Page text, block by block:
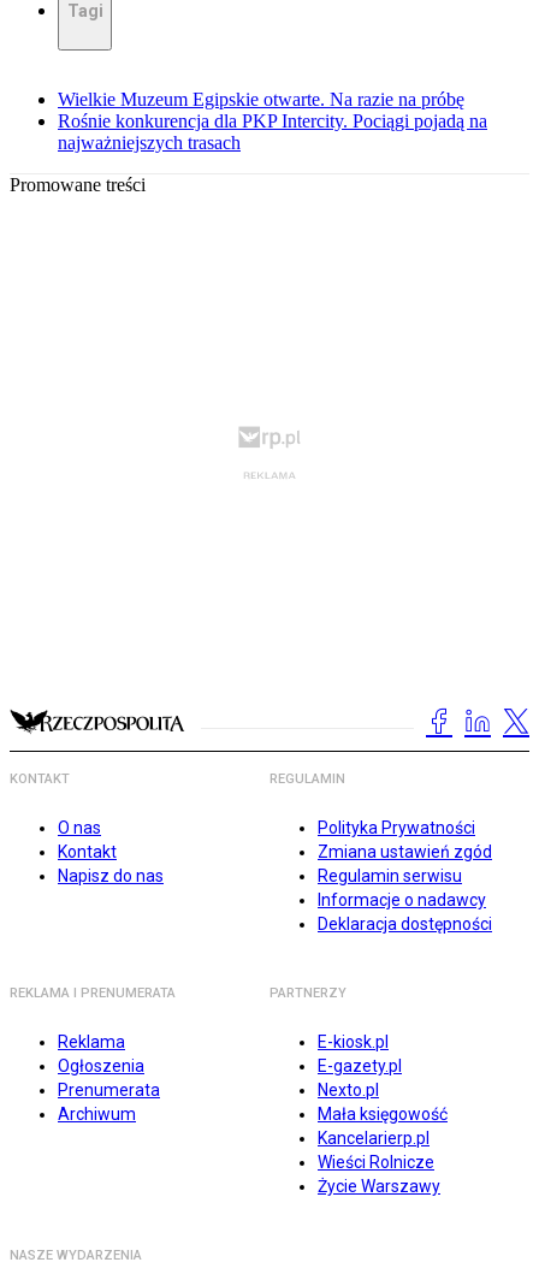
Tagi
Wielkie Muzeum Egipskie otwarte. Na razie na próbę
Rośnie konkurencja dla PKP Intercity. Pociągi pojadą na
najważniejszych trasach
Promowane treści
KONTAKT
O nas
Kontakt
Napisz do nas
REGULAMIN
Polityka Prywatności
Zmiana ustawień zgód
Regulamin serwisu
Informacje o nadawcy
Deklaracja dostępności
REKLAMA I PRENUMERATA
Reklama
Ogłoszenia
Prenumerata
Archiwum
PARTNERZY
E-kiosk.pl
E-gazety.pl
Nexto.pl
Mała księgowość
Kancelarierp.pl
Wieści Rolnicze
Życie Warszawy
NASZE WYDARZENIA